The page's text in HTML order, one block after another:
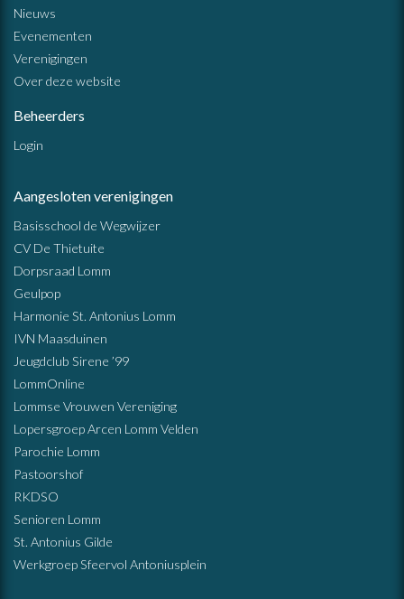
Nieuws
Evenementen
Verenigingen
Over deze website
Beheerders
Login
Aangesloten verenigingen
Basisschool de Wegwijzer
CV De Thietuite
Dorpsraad Lomm
Geulpop
Harmonie St. Antonius Lomm
IVN Maasduinen
Jeugdclub Sirene ’99
LommOnline
Lommse Vrouwen Vereniging
Lopersgroep Arcen Lomm Velden
Parochie Lomm
Pastoorshof
RKDSO
Senioren Lomm
St. Antonius Gilde
Werkgroep Sfeervol Antoniusplein